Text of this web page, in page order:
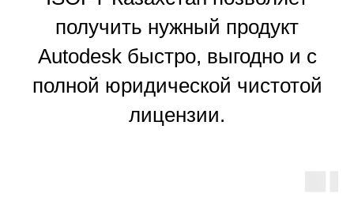
получить нужный продукт
Autodesk быстро, выгодно и с
полной юридической чистотой
лицензии.